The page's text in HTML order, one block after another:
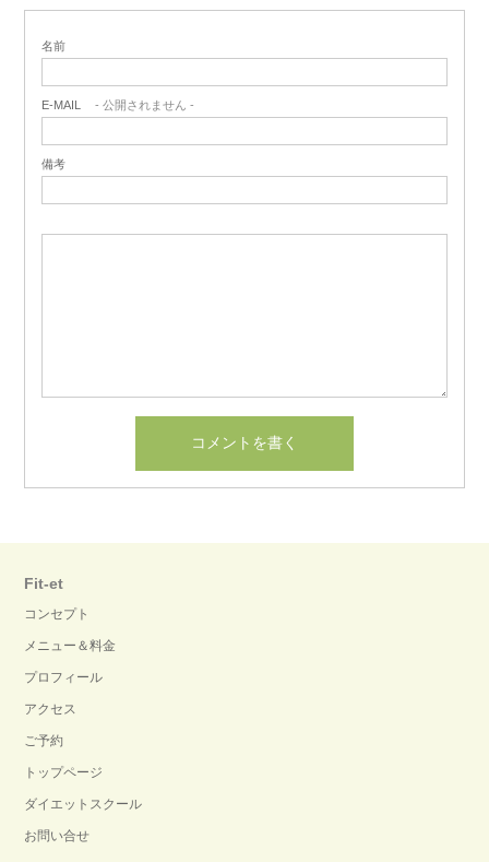
名前
E-MAIL - 公開されません -
備考
Fit-et
コンセプト
メニュー＆料金
プロフィール
アクセス
ご予約
トップページ
ダイエットスクール
お問い合せ